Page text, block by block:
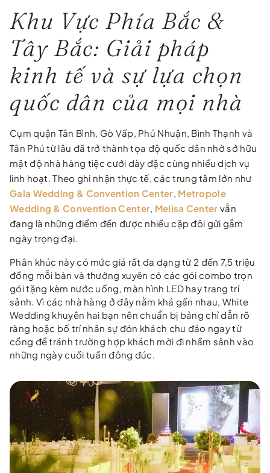
Khu Vực Phía Bắc &
Tây Bắc: Giải pháp
kinh tế và sự lựa chọn
quốc dân của mọi nhà
Cụm quận Tân Bình, Gò Vấp, Phú Nhuận, Bình Thạnh và
Tân Phú từ lâu đã trở thành tọa độ quốc dân nhờ sở hữu
mật độ nhà hàng tiệc cưới dày đặc cùng nhiều dịch vụ
linh hoạt. Theo ghi nhận thực tế, các trung tâm lớn như
Gala Wedding & Convention Center Metropole
Wedding & Convention Center Melisa Center vẫn
đang là những điểm đến được nhiều cặp đôi gửi gắm
ngày trọng đại.
Phân khúc này có mức giá rất đa dạng từ 2 đến 7,5 triệu
đồng mỗi bàn và thường xuyên có các gói combo trọn
gói tặng kèm nước uống, màn hình LED hay trang trí
sảnh. Vì các nhà hàng ở đây nằm khá gần nhau, White
Wedding khuyên hai bạn nên chuẩn bị bảng chỉ dẫn rõ
ràng hoặc bố trí nhân sự đón khách chu đáo ngay từ
cổng để tránh trường hợp khách mời đi nhầm sảnh vào
những ngày cuối tuần đông đúc.